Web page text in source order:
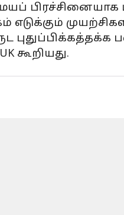
பிரச்சினையாக
எடுக்கும்
கூறியது.